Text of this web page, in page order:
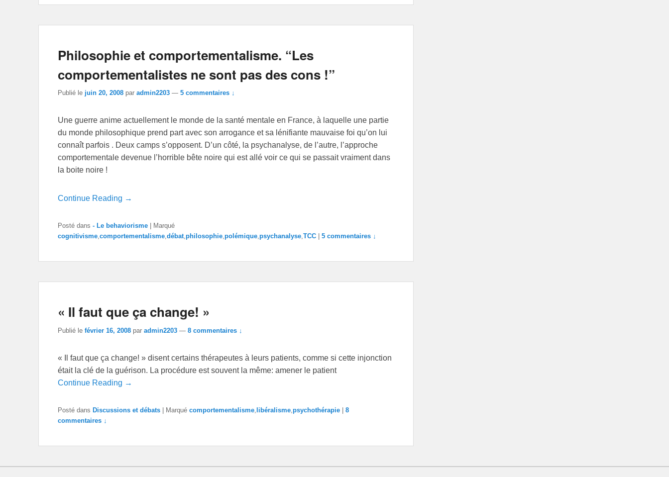
Philosophie et comportementalisme. “Les
comportementalistes ne sont pas des cons !”
Publié le juin 20, 2008 par admin2203 — 5 commentaires ↓
Une guerre anime actuellement le monde de la santé mentale en France, à laquelle une partie
du monde philosophique prend part avec son arrogance et sa lénifiante mauvaise foi qu’on lui
connaît parfois . Deux camps s’opposent. D’un côté, la psychanalyse, de l’autre, l’approche
comportementale devenue l’horrible bête noire qui est allé voir ce qui se passait vraiment dans
la boite noire !
Continue Reading →
Posté dans - Le behaviorisme
Marqué
cognitivisme,comportementalisme,débat,philosophie,polémique,psychanalyse,TCC 5 commentaires ↓
« Il faut que ça change! »
Publié le février 16, 2008 par admin2203 — 8 commentaires ↓
« Il faut que ça change! » disent certains thérapeutes à leurs patients, comme si cette injonction
était la clé de la guérison. La procédure est souvent la même: amener le patient
Continue Reading →
Posté dans Discussions et débats Marqué comportementalisme, libéralisme,psychothérapie
8
commentaires ↓